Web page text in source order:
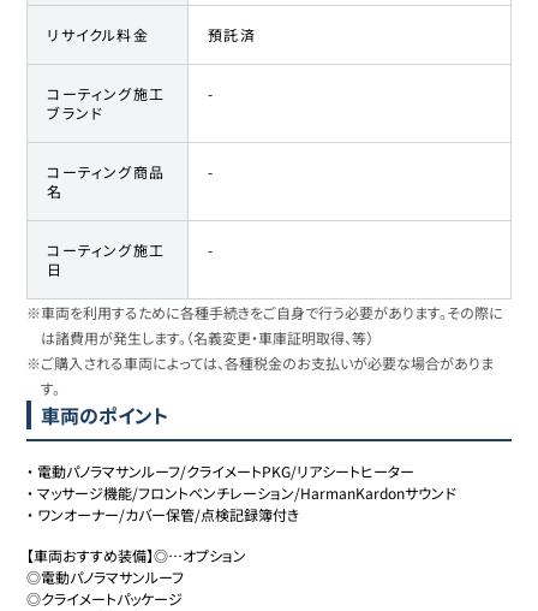
リサイクル料金 預託済
コーティング施工
ブランド
-
コーティング商品
名
-
コーティング施工
日
-
※車両を利用するために各種手続きをご自身で行う必要があります。その際に
は諸費用が発生します。（名義変更・車庫証明取得、等）
※ご購入される車両によっては、各種税金のお支払いが必要な場合がありま
す。
車両のポイント
・電動パノラマサンルーフ/クライメートPKG/リアシートヒーター
・マッサージ機能/フロントベンチレーション/HarmanKardonサウンド
・ ワンオーナー/カバー保管/点検記録簿付き
【車両おすすめ装備】◎…オプション
◎電動パノラマサンルーフ
◎クライメートパッケージ